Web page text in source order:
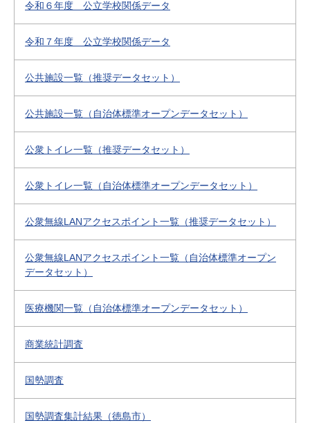
令和６年度 公立学校関係データ
令和７年度 公立学校関係データ
公共施設一覧（推奨データセット）
公共施設一覧（自治体標準オープンデータセット）
公衆トイレ一覧（推奨データセット）
公衆トイレ一覧（自治体標準オープンデータセット）
公衆無線LANアクセスポイント一覧（推奨データセット）
公衆無線LANアクセスポイント一覧（自治体標準オープン
データセット）
医療機関一覧（自治体標準オープンデータセット）
商業統計調査
国勢調査
国勢調査集計結果（徳島市）